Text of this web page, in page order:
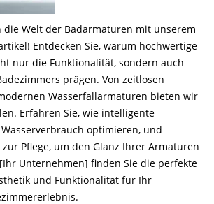
die Welt der Badarmaturen mit unserem
Entdecken Sie, warum hochwertige
nur die Funktionalität, sondern auch
prägen. Von zeitlosen
Wasserfallarmaturen bieten wir
Erfahren Sie, wie intelligente
optimieren, und
Pflege, um den Glanz Ihrer Armaturen
Unternehmen] finden Sie die perfekte
und Funktionalität für Ihr